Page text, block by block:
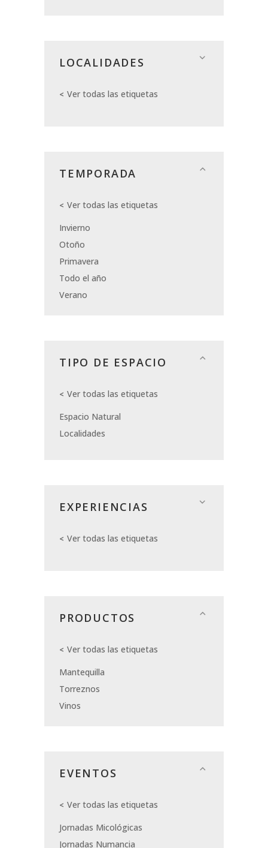
LOCALIDADES
Ver todas las etiquetas
TEMPORADA
Ver todas las etiquetas
Invierno
Otoño
Primavera
Todo el año
Verano
TIPO DE ESPACIO
Ver todas las etiquetas
Espacio Natural
Localidades
EXPERIENCIAS
Ver todas las etiquetas
PRODUCTOS
Ver todas las etiquetas
Mantequilla
Torreznos
Vinos
EVENTOS
Ver todas las etiquetas
Jornadas Micológicas
Jornadas Numancia